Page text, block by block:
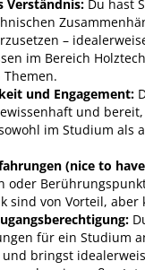
Verständnis: Du hast
–
im Bereich
und Engagement:
und bereit,
im Studium als
(nice to
oder
sind von Vorteil, aber
für ein Studium
und bringst